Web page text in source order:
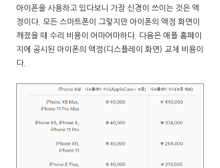
아이폰을 사용하고 있다보니 가장 신경이 쓰이는 것은 액
정이다. 모든 스마트폰이 그렇지만 아이폰의 액정 화면이
깨졌을 때 수리 비용이 어마어마하다. 다음은 애플 홈페이
지에 공시된 아이폰의 액정(디스플레이 화면) 교체 비용이
다.